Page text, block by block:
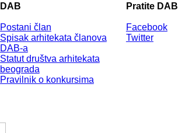
DAB
Postani član
Spisak arhitekata članova
DAB-a
Statut društva arhitekata
beograda
Pravilnik o konkursima
Pratite DAB
Facebook
Twitter